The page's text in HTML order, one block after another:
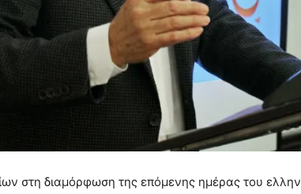
στη διαμόρφωση της επόμενης ημέρας του